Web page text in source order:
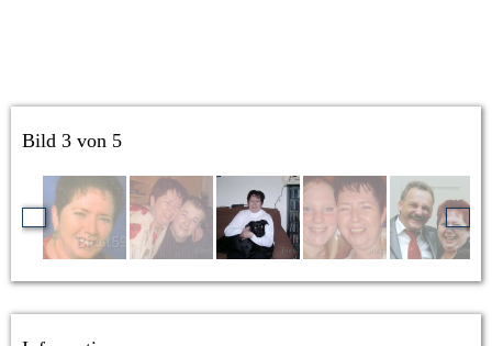
Bild 3 von 5